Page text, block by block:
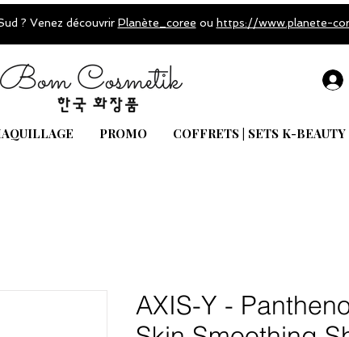
? Venez découvrir Planète_coree ou https://www.planete-
PROMO COFFRETS | SETS K-BEAUTY
AXIS-Y -